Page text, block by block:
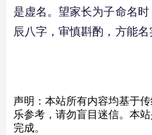
是虚名。望家长为子命名
辰八字，审慎斟酌，方能名
声明：本站所有内容均基于
乐参考，请勿盲目迷信。本
完成。